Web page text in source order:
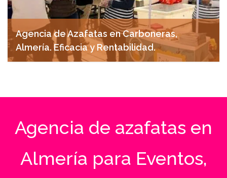
Agencia de Azafatas en Carboneras,
Almería. Eficacia y Rentabilidad.
Agencia de azafatas en
Almería para Eventos,